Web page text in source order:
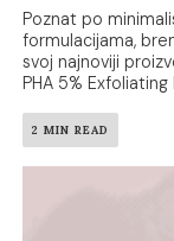
Poznat po
formulacijama,
svoj najnoviji
PHA 5%
2 MIN READ